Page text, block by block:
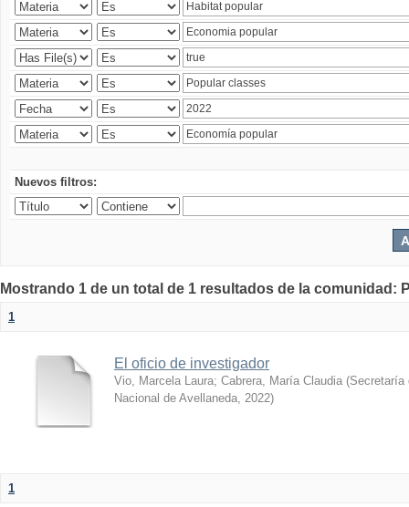
Nuevos filtros:
Mostrando 1 de un total de 1 resultados de la
1
El oficio de investigador
Vio, Marcela Laura; Cabrera, María Claudia (Secretaría
Nacional de Avellaneda, 2022)
1